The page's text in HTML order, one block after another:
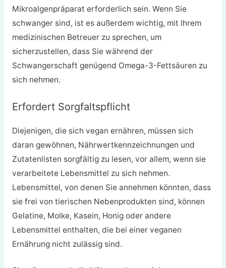
Mikroalgenpräparat erforderlich sein. Wenn Sie
schwanger sind, ist es außerdem wichtig, mit Ihrem
medizinischen Betreuer zu sprechen, um
sicherzustellen, dass Sie während der
Schwangerschaft genügend Omega-3-Fettsäuren zu
sich nehmen.
Erfordert Sorgfaltspflicht
Diejenigen, die sich vegan ernähren, müssen sich
daran gewöhnen, Nährwertkennzeichnungen und
Zutatenlisten sorgfältig zu lesen, vor allem, wenn sie
verarbeitete Lebensmittel zu sich nehmen.
Lebensmittel, von denen Sie annehmen könnten, dass
sie frei von tierischen Nebenprodukten sind, können
Gelatine, Molke, Kasein, Honig oder andere
Lebensmittel enthalten, die bei einer veganen
Ernährung nicht zulässig sind.